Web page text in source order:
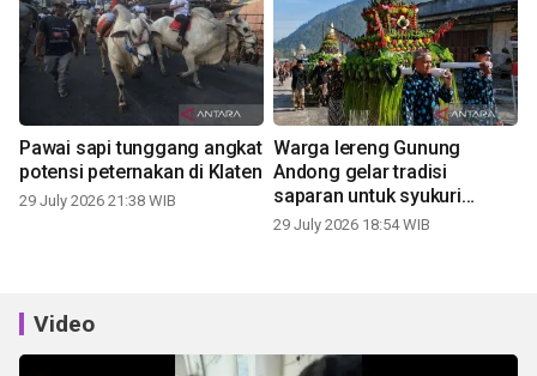
Pawai sapi tunggang angkat
potensi peternakan di Klaten
29 July 2026 21:38 WIB
Warga lereng Gunung
Andong gelar tradisi
saparan untuk syukuri
panen
29 July 2026 18:54 WIB
Video